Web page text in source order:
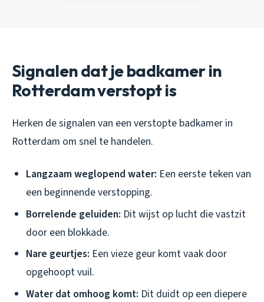
Signalen dat je badkamer in
Rotterdam verstopt is
Herken de signalen van een verstopte badkamer in
Rotterdam om snel te handelen.
Langzaam weglopend water: Een eerste teken van
een beginnende verstopping.
Borrelende geluiden: Dit wijst op lucht die vastzit
door een blokkade.
Nare geurtjes: Een vieze geur komt vaak door
opgehoopt vuil.
Water dat omhoog komt: Dit duidt op een diepere